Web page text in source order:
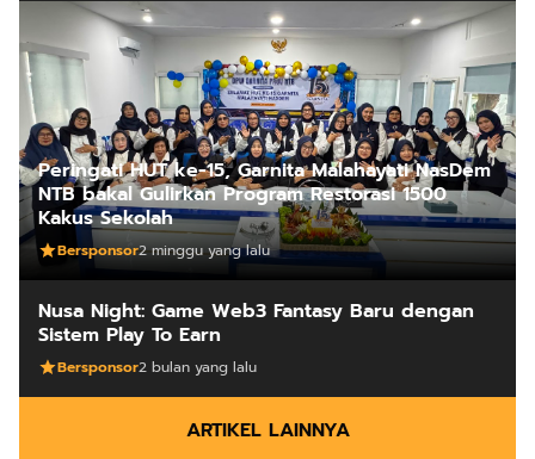
Peringati HUT ke-15, Garnita Malahayati NasDem
NTB bakal Gulirkan Program Restorasi 1500
Kakus Sekolah
Bersponsor2 minggu yang lalu
Nusa Night: Game Web3 Fantasy Baru dengan
Sistem Play To Earn
Bersponsor2 bulan yang lalu
ARTIKEL LAINNYA